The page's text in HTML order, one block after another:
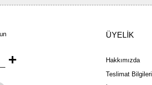
+
ÜYELİK
Hakkımızda
Teslimat Bilgileri